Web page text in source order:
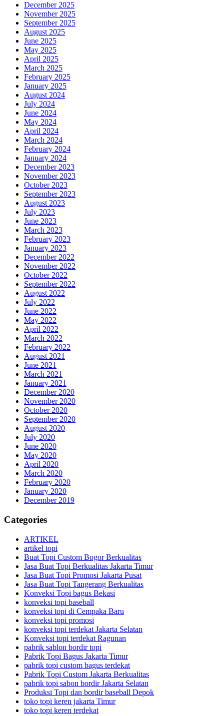
December 2025
November 2025
September 2025
August 2025
June 2025
May 2025
April 2025
March 2025
February 2025
January 2025
August 2024
July 2024
June 2024
May 2024
April 2024
March 2024
February 2024
January 2024
December 2023
November 2023
October 2023
September 2023
August 2023
July 2023
June 2023
March 2023
February 2023
January 2023
December 2022
November 2022
October 2022
September 2022
August 2022
July 2022
June 2022
May 2022
April 2022
March 2022
February 2022
August 2021
June 2021
March 2021
January 2021
December 2020
November 2020
October 2020
September 2020
August 2020
July 2020
June 2020
May 2020
April 2020
March 2020
February 2020
January 2020
December 2019
Categories
ARTIKEL
artikel topi
Buat Topi Custom Bogor Berkualitas
Jasa Buat Topi Berkualitas Jakarta Timur
Jasa Buat Topi Promosi Jakarta Pusat
Jasa Buat Topi Tangerang Berkualitas
Konveksi Topi bagus Bekasi
konveksi topi baseball
konveksi topi di Cempaka Baru
konveksi topi promosi
konveksi topi terdekat Jakarta Selatan
Konveksi topi terdekat Ragunan
pabrik sablon bordir topi
Pabrik Topi Bagus Jakarta Timur
pabrik topi custom bagus terdekat
Pabrik Topi Custom Jakarta Berkualitas
pabrik topi sabon bordir Jakarta Selatan
Produksi Topi dan bordir baseball Depok
toko topi keren jakarta Timur
toko topi keren terdekat